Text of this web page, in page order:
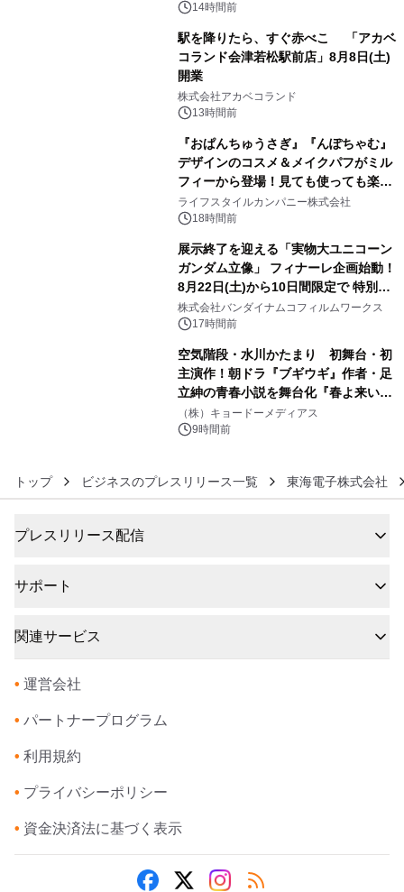
14時間前
駅を降りたら、すぐ赤べこ 「アカベ
コランド会津若松駅前店」8月8日(土)
開業
株式会社アカベコランド
13時間前
『おぱんちゅうさぎ』『んぽちゃむ』
デザインのコスメ＆メイクパフがミル
フィーから登場！見ても使っても楽し
い、ポップでキュートなコレクショ
ン。
ライフスタイルカンパニー株式会社
18時間前
展示終了を迎える「実物大ユニコーン
ガンダム立像」 フィナーレ企画始動！
8月22日(土)から10日間限定で 特別映
像『UNICORN GUNDAM Statue ―
BEYOND POSSIBILITY ―』を上映！
株式会社バンダイナムコフィルムワークス
17時間前
空気階段・水川かたまり 初舞台・初
主演作！朝ドラ『ブギウギ』作者・足
立紳の青春小説を舞台化『春よ来い、
マジで来い』キービジュアル解禁！
（株）キョードーメディアス
9時間前
トップ ビジネスのプレスリリース一覧 東海電子株式会社
プレスリリース配信
サポート
関連サービス
• 運営会社
• パートナープログラム
• 利用規約
• プライバシーポリシー
• 資金決済法に基づく表示